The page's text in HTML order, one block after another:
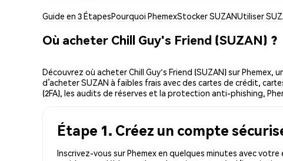
Guide en 3 ÉtapesPourquoi PhemexStocker SUZANUtiliser
Où acheter Chill Guy's Friend (SUZAN) ?
Découvrez où acheter Chill Guy's Friend (SUZAN) sur
d’acheter SUZAN à faibles frais avec des cartes de crédit,
(2FA), les audits de réserves et la protection anti-phishing,
Étape 1. Créez un compte
Inscrivez-vous sur Phemex en quelques minutes avec